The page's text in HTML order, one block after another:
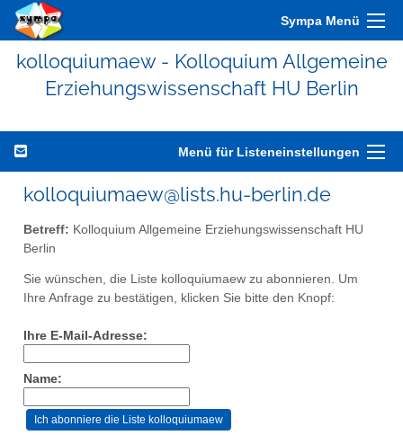
Sympa Menü
kolloquiumaew - Kolloquium Allgemeine
Erziehungswissenschaft HU Berlin
Menü für Listeneinstellungen
kolloquiumaew@lists.hu-berlin.de
Betreff: Kolloquium Allgemeine Erziehungswissenschaft HU
Berlin
Sie wünschen, die Liste kolloquiumaew zu abonnieren. Um
Ihre Anfrage zu bestätigen, klicken Sie bitte den Knopf:
Ihre E-Mail-Adresse:
Name: